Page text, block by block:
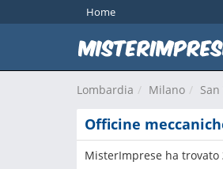
Home
Lombardia Milano
Officine
MisterImprese ha trovato